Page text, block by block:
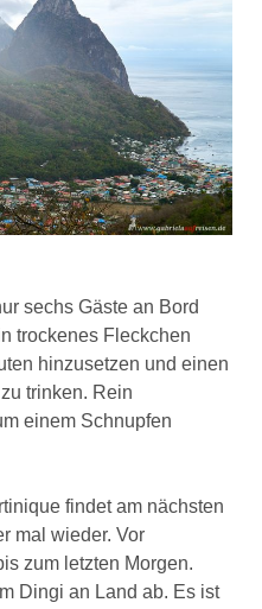
sechs Gäste an Bord
trockenes Fleckchen
hinzusetzen und einen
trinken. Rein
einem Schnupfen
findet am nächsten
mal wieder. Vor
zum letzten Morgen.
Dingi an Land ab. Es ist